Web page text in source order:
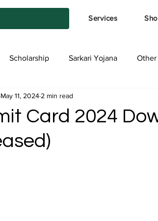
Services
Scholarship Sarkari Yojana Other
Services Exam Form
Card 2024
May 11, 2024 2 min read